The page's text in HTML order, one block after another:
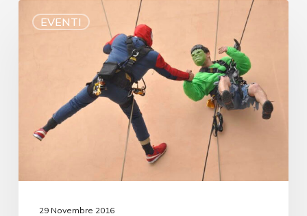
EVENTI
29 Novembre 2016